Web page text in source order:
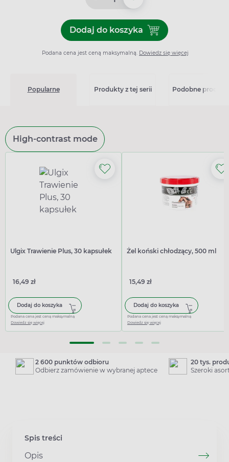
Dodaj do koszykaDodaj do koszyka Ulgix
Podana cena jest ceną maksymalną. Dowiedz się więcej
Popularne Produkty z tej serii Podobne
High-contrast mode
Ulgix Trawienie Plus, 30 kapsułek
16,49 zł
Dodaj do koszyka
Podana cena jest ceną maksymalną
Dowiedz się więcej
Żel koński chłodzący, 500 ml
15,49 zł
Dodaj do koszyka
Podana cena jest ceną maksymalną
Dowiedz się więcej
2 600 punktów odbioru
Odbierz zamówienie w wybranej aptece
20 tys.
Szeroki
Spis treści
Opis